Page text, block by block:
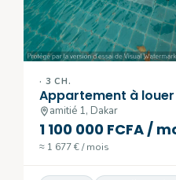
· 3 CH.
Appartement à louer
amitié 1, Dakar
1 100 000 FCFA /
≈ 1 677 € / mois